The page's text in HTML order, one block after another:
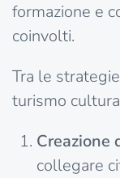
formazione e
coinvolti.
Tra le
turismo
Creazione
collegare